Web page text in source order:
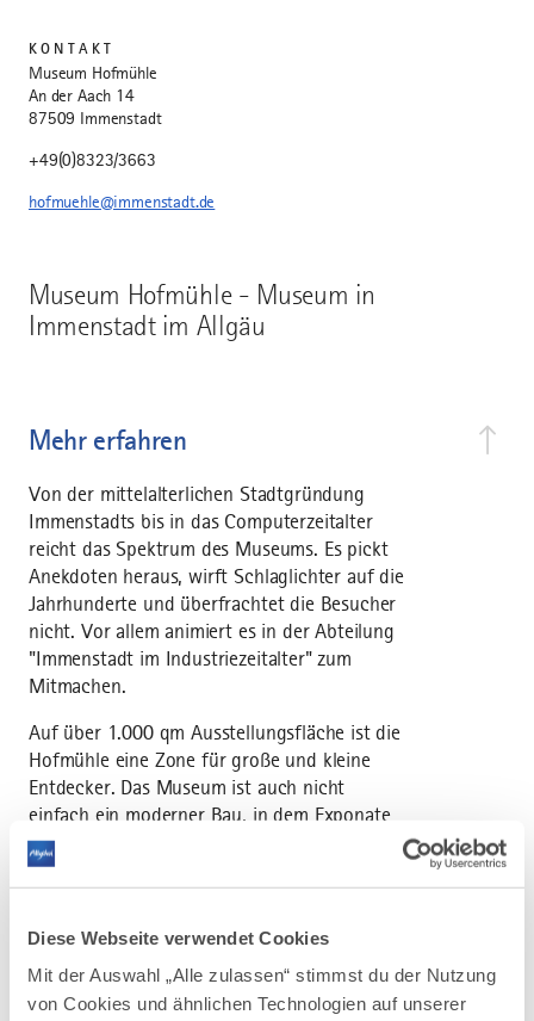
Diese Webseite verwendet Cookies
Mit der Auswahl „Alle zulassen“ stimmst du der Nutzung
von Cookies und ähnlichen Technologien auf unserer
Museum Hofmühle - Museum in
Immenstadt im Allgäu
Mehr erfahren
Von der mittelalterlichen Stadtgründung
Immenstadts bis in das Computerzeitalter
reicht das Spektrum des Museums. Es pickt
Anekdoten heraus, wirft Schlaglichter auf die
Jahrhunderte und überfrachtet die Besucher
nicht. Vor allem animiert es in der Abteilung
"Immenstadt im Industriezeitalter" zum
Mitmachen.
Auf über 1.000 qm Ausstellungsfläche ist die
Hofmühle eine Zone für große und kleine
Entdecker. Das Museum ist auch nicht
einfach ein moderner Bau, in dem Exponate
aufbewahrt werden, sondern eine betagte
und beredte Dame, die einst eine der
Industriegeschichte!
Weitere Informationen zu den Eintrittspreisen
KONTAKT
Museum Hofmühle
An der Aach 14
87509 Immenstadt
+49(0)8323/3663
hofmuehle@immenstadt.de